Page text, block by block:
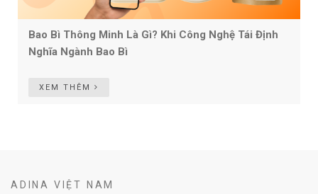
Bao Bì Thông Minh Là Gì? Khi Công Nghệ Tái Định
Nghĩa Ngành Bao Bì
XEM THÊM
ADINA VIỆT NAM